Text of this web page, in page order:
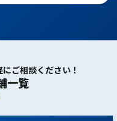
ご相談ください！
一覧